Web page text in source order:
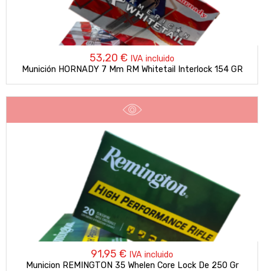
53,20 € IVA incluido
Munición HORNADY 7 Mm RM Whitetail Interlock 154 GR
91,95 € IVA incluido
Municion REMINGTON 35 Whelen Core Lock De 250 Gr